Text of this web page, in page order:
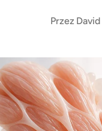
Przez